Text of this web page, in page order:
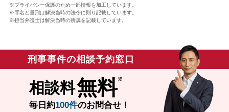
※プライバシー保護のため一部情報を加工しています。
※罪名と量刑は解決当時の法令に則り記載しています。
※担当弁護士は解決当時の所属を記載しています。
刑事事件の相談予約窓口
相談料無料
毎日約100件のお問合せ！